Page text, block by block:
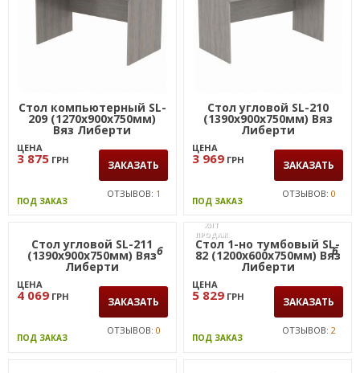
Стол компьютерный SL-
209 (1270х900х750мм)
Вяз Либерти
ЦЕНА
3 875 ГРН ЗАКАЗАТЬ
ПОД ЗАКАЗ
ОТЗЫВОВ: 1
Стол угловой SL-210
(1390х900х750мм) Вяз
Либерти
ЦЕНА
3 969 ГРН ЗАКАЗАТЬ
ПОД ЗАКАЗ
ОТЗЫВОВ: 0
6
ХИТ
ПРОДАЖ
6
Стол 1-но тумбовый SL-
82 (1200х600х750мм) Вяз
Либерти
ЦЕНА
5 829 ГРН ЗАКАЗАТЬ
ПОД ЗАКАЗ
ОТЗЫВОВ: 2